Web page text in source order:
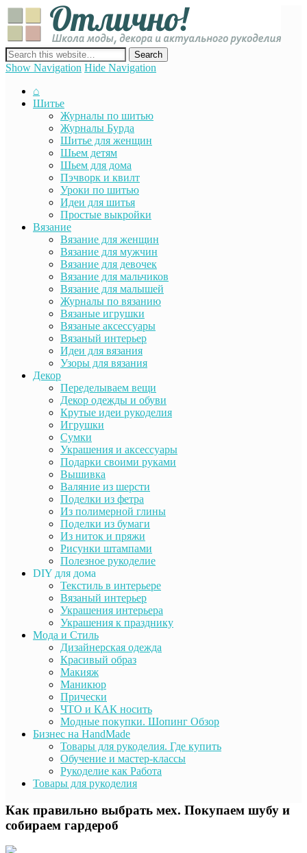
сайт о декоре, дизайне и моде, вязании, шитье и других видах
рукоделия
Show Navigation Hide Navigation
⌂
Шитье
Журналы по шитью
Журналы Бурда
Шитье для женщин
Шьем детям
Шьем для дома
Пэчворк и квилт
Уроки по шитью
Идеи для шитья
Простые выкройки
Вязание
Вязание для женщин
Вязание для мужчин
Вязание для девочек
Вязание для мальчиков
Вязание для малышей
Журналы по вязанию
Вязаные игрушки
Вязаные аксессуары
Вязаный интерьер
Идеи для вязания
Узоры для вязания
Декор
Переделываем вещи
Декор одежды и обуви
Крутые идеи рукоделия
Игрушки
Сумки
Украшения и аксессуары
Подарки своими руками
Вышивка
Валяние из шерсти
Поделки из фетра
Из полимерной глины
Поделки из бумаги
Из ниток и пряжи
Рисунки штампами
Полезное рукоделие
DIY для дома
Текстиль в интерьере
Вязаный интерьер
Украшения интерьера
Украшения к празднику
Мода и Стиль
Дизайнерская одежда
Красивый образ
Макияж
Маникюр
Прически
ЧТО и КАК носить
Модные покупки. Шопинг Обзор
Бизнес на HandMade
Товары для рукоделия. Где купить
Обучение и мастер-классы
Рукоделие как Работа
Товары для рукоделия
Как правильно выбрать мех. Покупаем шубу и
собираем гардероб